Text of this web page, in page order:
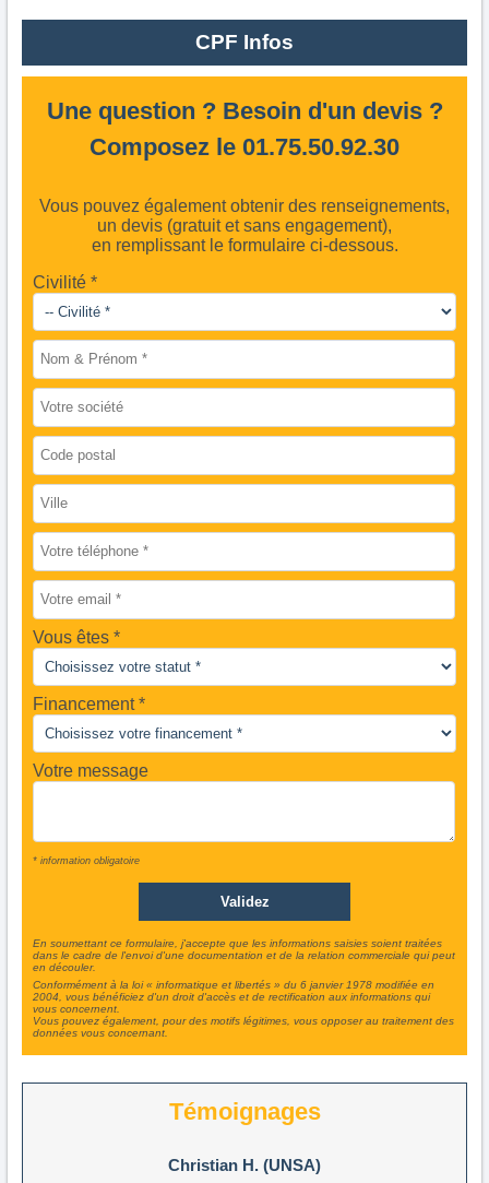
CPF Infos
Une question ? Besoin d'un devis ?
Composez le 01.75.50.92.30
Vous pouvez également obtenir des renseignements,
un devis (gratuit et sans engagement),
en remplissant le formulaire ci-dessous.
Civilité *
Vous êtes
Financement *
Votre message
* information obligatoire
En soumettant ce formulaire, j'accepte que les informations saisies soient traitées
dans le cadre de l'envoi d'une documentation et de la relation commerciale qui peut
en découler.
Conformément à la loi « informatique et libertés » du 6 janvier 1978 modifiée en
2004, vous bénéficiez d'un droit d'accès et de rectification aux informations qui
vous concernent.
Vous pouvez également, pour des motifs légitimes, vous opposer au traitement des
données vous concernant.
Témoignages
Christian H. (UNSA)